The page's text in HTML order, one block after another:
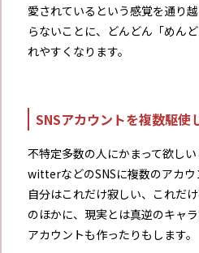
愛されているという感覚を通り
らないことに、どんどん「めん
れやすくなります。
SNSアカウントを複数駆使
不特定多数の人にかまって欲し
witterなどのSNSに複数のアカウ
自分はこれだけ寂しい、これだ
のほかに、現実とは真逆のキャ
アカウントも作ったりもします。